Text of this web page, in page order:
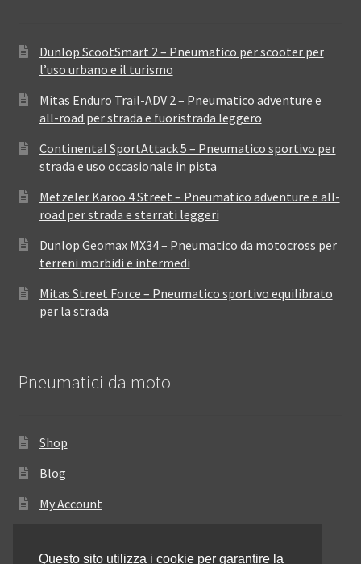
Dunlop ScootSmart 2 – Pneumatico per scooter per
l’uso urbano e il turismo
Mitas Enduro Trail-ADV 2 – Pneumatico adventure e
all-road per strada e fuoristrada leggero
Continental SportAttack 5 – Pneumatico sportivo per
strada e uso occasionale in pista
Metzeler Karoo 4 Street – Pneumatico adventure e all-
road per strada e sterrati leggeri
Dunlop Geomax MX34 – Pneumatico da motocross per
terreni morbidi e intermedi
Mitas Street Force – Pneumatico sportivo equilibrato
per la strada
Pneumatici da moto
Shop
Blog
My Account
Questo sito utilizza i cookie per garantire la